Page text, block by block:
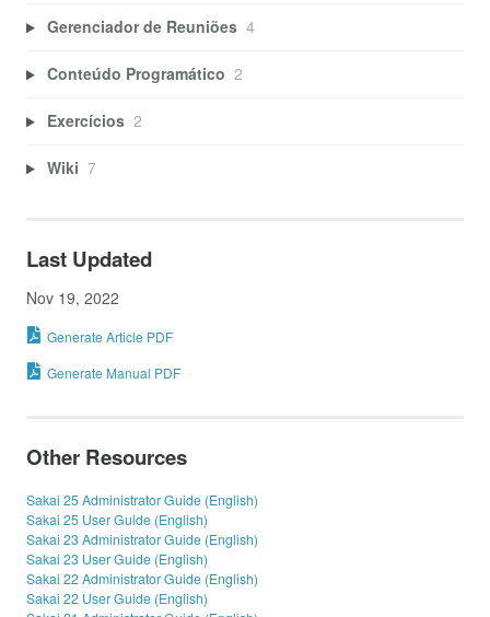
Gerenciador de Reuniões 4
Conteúdo Programático 2
Exercícios 2
Wiki 7
Last Updated
Nov 19, 2022
Generate Article PDF
Generate Manual PDF
Other Resources
Sakai 25 Administrator Guide (English)
Sakai 25 User Guide (English)
Sakai 23 Administrator Guide (English)
Sakai 23 User Guide (English)
Sakai 22 Administrator Guide (English)
Sakai 22 User Guide (English)